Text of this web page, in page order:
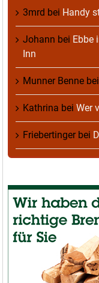
3mrd bei Handy
Johann bei Ebbe
Inn
Munner Benne bei
Kathrina bei Wer
Friebertingerbei